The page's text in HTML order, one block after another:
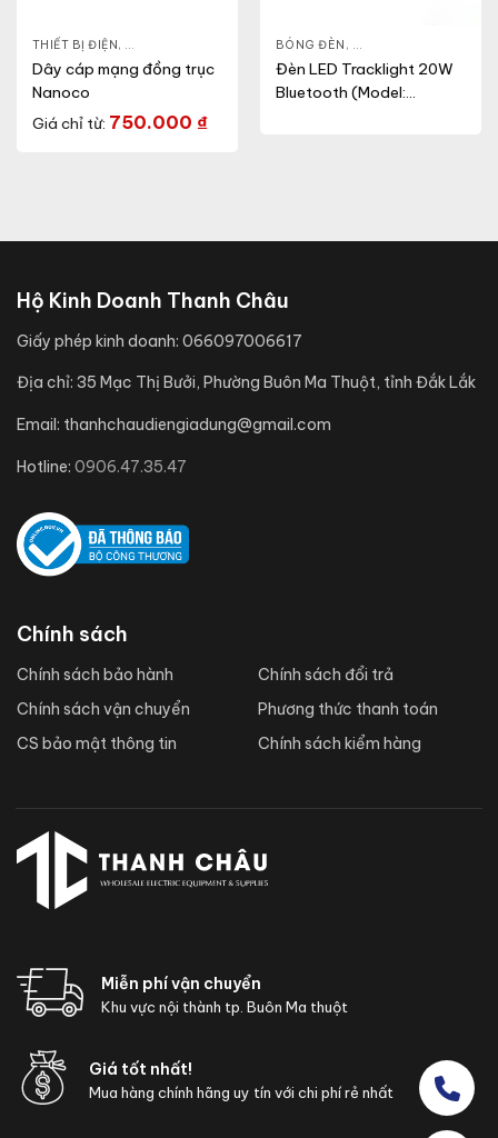
THIẾT BỊ ĐIỆN , DÂY CÁP MẠNG
Dây cáp mạng đồng trục
Nanoco
Giá chỉ từ: 750.000 ₫
BÓNG ĐÈN , ĐÈN LED CHIẾU ĐIỂM
Đèn LED Tracklight 20W
Bluetooth (Model:
Hộ Kinh Doanh Thanh Châu
Giấy phép kinh doanh: 066097006617
Địa chỉ: 35 Mạc Thị Bưởi, Phường Buôn Ma Thuột, tỉnh Đắk Lắk
Email: thanhchaudiengiadung@gmail.com
Hotline: 0906.47.35.47
Chính sách
Chính sách bảo hành
Chính sách vận chuyển
CS bảo mật thông tin
Chính sách đổi trả
Phương thức thanh toán
Chính sách kiểm hàng
Miễn phí vận chuyển
Khu vực nội thành tp. Buôn Ma thuột
Giá tốt nhất!
Mua hàng chính hãng uy tín với chi phí rẻ nhất